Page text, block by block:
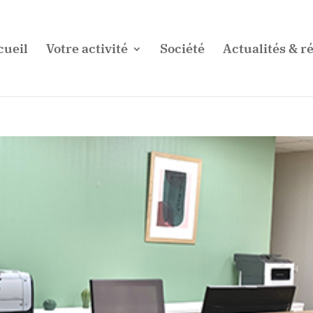
Votre activité Société Actualités &